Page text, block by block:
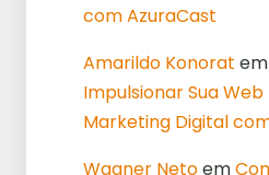
com AzuraCast
Amarildo Konorat em
Impulsionar Sua Web
Marketing Digital
Wagner Netoem